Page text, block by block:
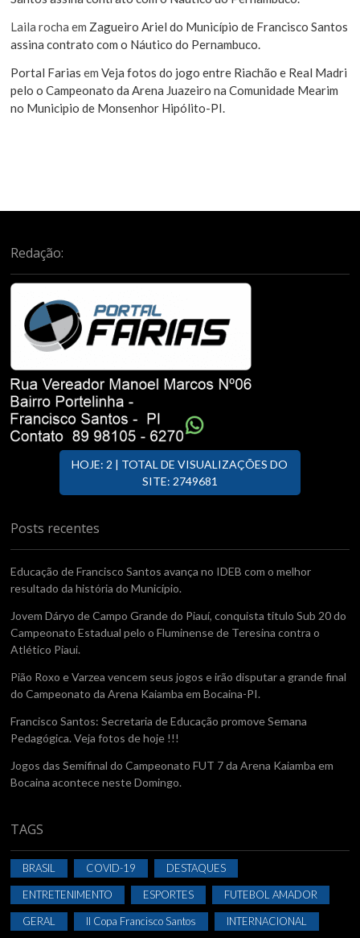
Laila rocha em Zagueiro Ariel do Município de Francisco Santos
assina contrato com o Náutico do Pernambuco.
Portal Farias emVeja fotos do jogo entre Riachão e Real Madri
pelo o Campeonato da Arena Juazeiro na Comunidade Mearim
no Municipio de Monsenhor Hipólito-PI.
Redação:
HOJE: 2 | TOTAL DE VISUALIZAÇÕES DO
SITE: 2749681
Posts recentes
Educação de Francisco Santos avança no IDEB com o melhor
resultado da história do Município.
Jovem Dáryo de Campo Grande do Piauí, conquista titulo Sub 20 do
Campeonato Estadual pelo o Fluminense de Teresina contra o
Atlético Piaui.
Pião Roxo e Varzea vencem seus jogos e irão disputar a grande final
do Campeonato da Arena Kaiamba em Bocaina-PI.
Francisco Santos: Secretaria de Educação promove Semana
Pedagógica. Veja fotos de hoje !!!
Jogos das Semifinal do Campeonato FUT 7 da Arena Kaiamba em
Bocaina acontece neste Domingo.
TAGS
BRASIL COVID-19 DESTAQUES
ENTRETENIMENTO ESPORTES FUTEBOL AMADOR
GERAL II Copa Francisco Santos INTERNACIONAL